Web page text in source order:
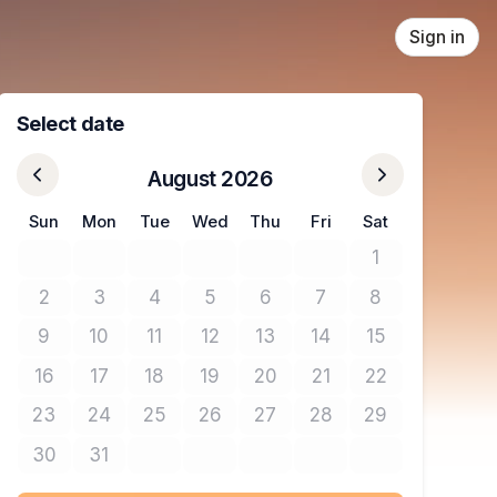
Sign in
Select date
August 2026
Sun Mon Tue Wed Thu Fri Sat
1No tickets
2No tickets available
3No tickets available
4No tickets available
5No tickets available
6No tickets available
7No tickets available
8No tickets
9No tickets available
10No tickets available
11No tickets available
12No tickets available
13No tickets available
14No tickets available
15No tickets
16No tickets available
17No tickets available
18No tickets available
19No tickets available
20No tickets available
21No tickets available
22No tickets
23No tickets available
24No tickets available
25No tickets available
26No tickets available
27No tickets available
28No tickets available
29No tickets
30No tickets available
31No tickets available